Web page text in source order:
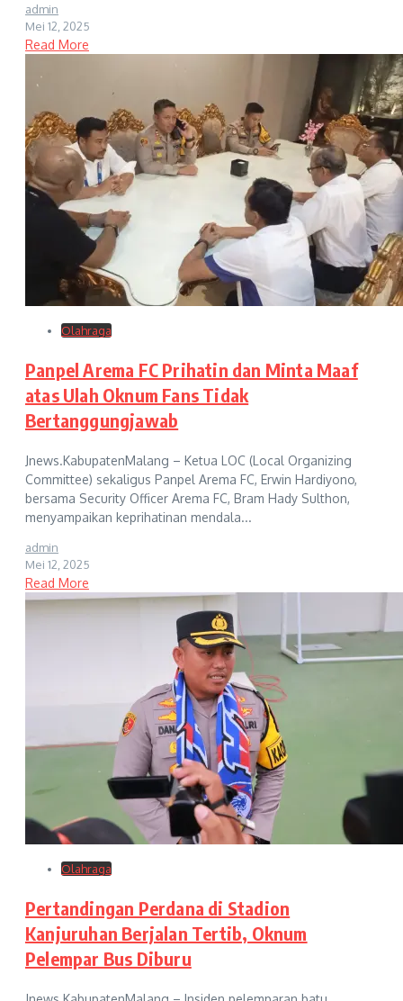
admin
Mei 12, 2025
Read More
Olahraga
Panpel Arema FC Prihatin dan Minta Maaf
atas Ulah Oknum Fans Tidak
Bertanggungjawab
Jnews.KabupatenMalang – Ketua LOC (Local Organizing
Committee) sekaligus Panpel Arema FC, Erwin Hardiyono,
bersama Security Officer Arema FC, Bram Hady Sulthon,
menyampaikan keprihatinan mendala...
admin
Mei 12, 2025
Read More
Olahraga
Pertandingan Perdana di Stadion
Kanjuruhan Berjalan Tertib, Oknum
Pelempar Bus Diburu